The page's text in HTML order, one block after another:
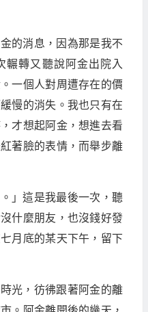
金的消息，因為那是我不
輾轉又聽說阿金出院入
一個人對周遭存在的價
慢的消失。我也只有在
才想起阿金，想進去看
著臉的表情，而舉步離
」這是我最後一次，聽
什麼朋友，也沒錢好發
月底的某天下午，留下
光，彷彿跟著阿金的離